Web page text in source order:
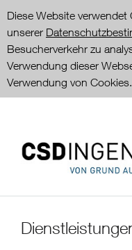
Diese Website
unserer
Besucherverkehr zu
Verwendung dieser
Verwendung von Cookies.